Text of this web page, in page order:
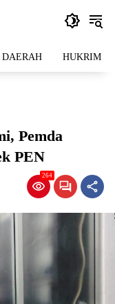
DAERAH HUKRIM
Pemda
PEN
264